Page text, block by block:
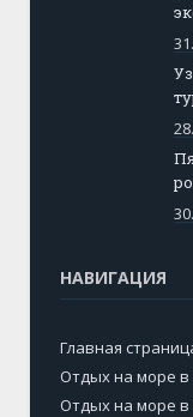
НАВИГАЦИЯ
Главная
Отдых на море в
Отдых на море